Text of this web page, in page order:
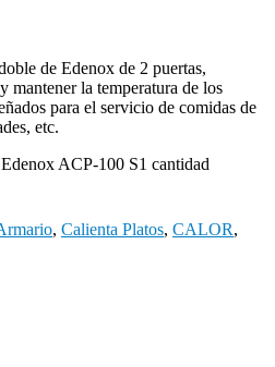
de Edenox de 2 puertas,
mantener la temperatura de los
para el servicio de comidas de
etc.
ACP-100 S1 cantidad
, Calienta Platos, CALOR,